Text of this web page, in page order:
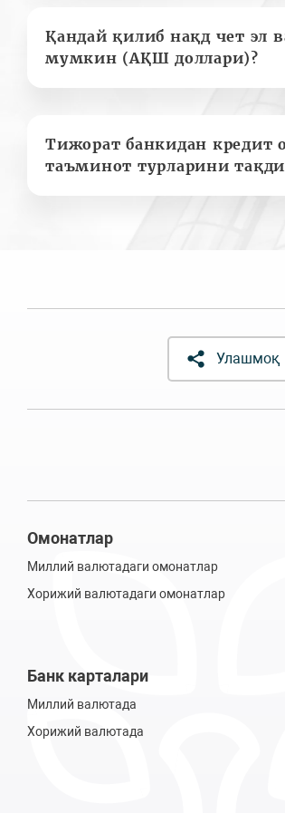
Қандай қилиб нақд чет эл
мумкин (АҚШ доллари)?
Тижорат банкидан кредит
таъминот турларини
Улашмоқ
Омонатлар
Миллий валютадаги омонатлар
Хорижий валютадаги омонатлар
Банк карталари
Миллий валютада
Хорижий валютада